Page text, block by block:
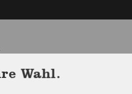
TEAM
Wahl.